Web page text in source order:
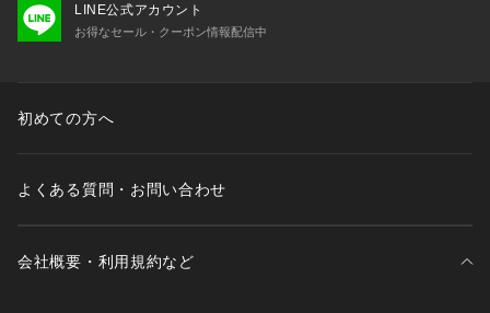
LINE公式アカウント
お得なセール・クーポン情報配信中
初めての方へ
よくある質問・お問い合わせ
会社概要・利用規約など